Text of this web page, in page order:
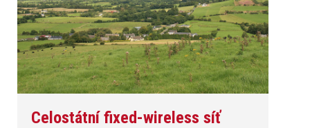
Celostátní fixed-wireless síť